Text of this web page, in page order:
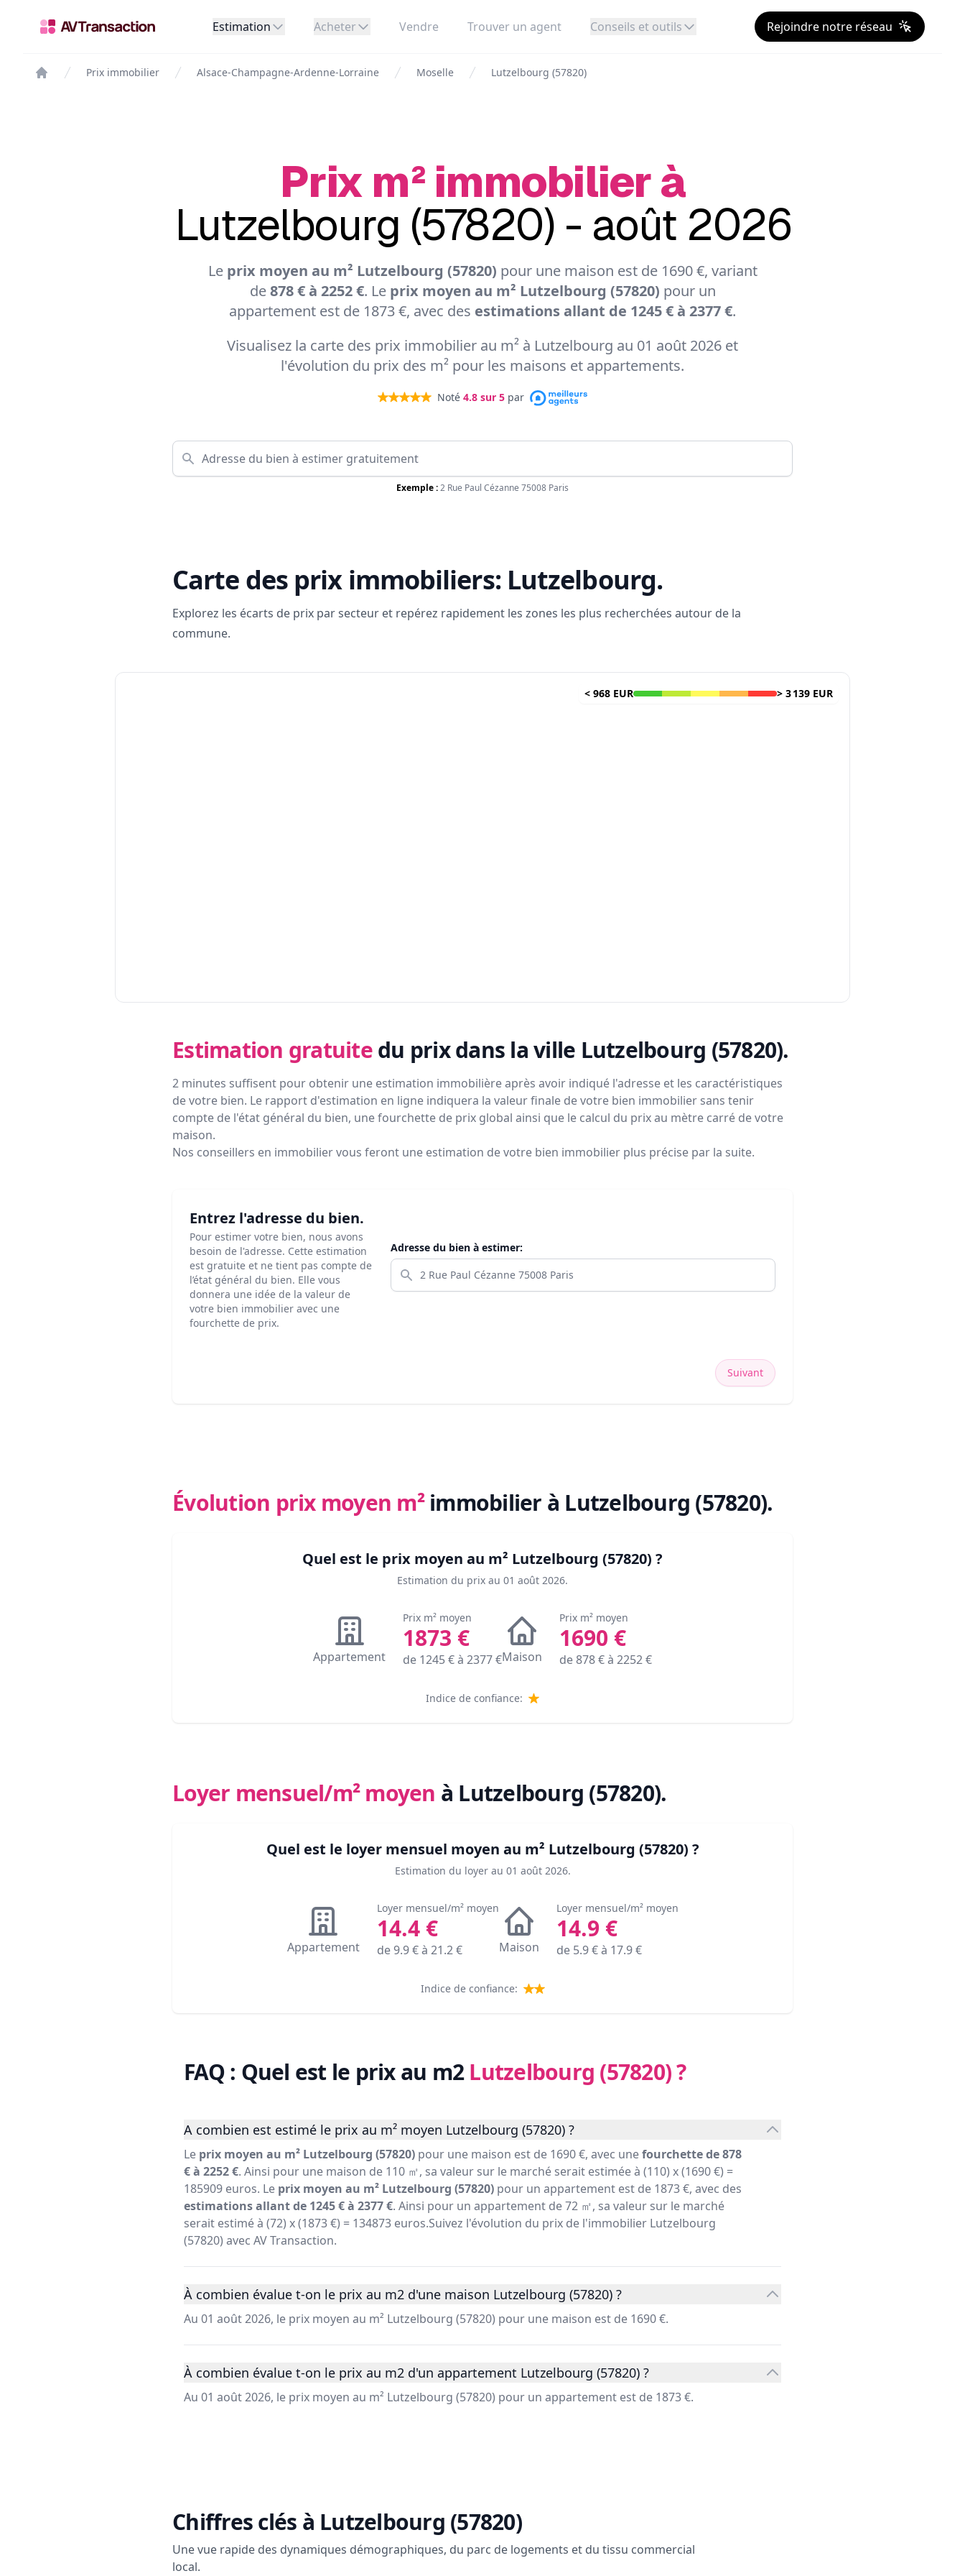
Estimation Acheter Vendre Trouver un agent Conseils et outils Rejoindre notre réseau
Prix immobilier Alsace-Champagne-Ardenne-Lorraine Moselle Lutzelbourg (57820)
Prix m² immobilier à
Lutzelbourg (57820) - août 2026
Le prix moyen au m² Lutzelbourg (57820) pour une maison est de 1690 €, variant
de878 € à 2252 €. Le prix moyen au m² Lutzelbourg (57820) pour un
appartement est de 1873 €, avec des estimations allant de 1245 € à 2377 €.
Visualisez la carte des prix immobilier au m² à Lutzelbourg au 01 août 2026 et
l'évolution du prix des m² pour les maisons et appartements.
Noté 4.8 sur 5 par
Exemple :2 Rue Paul Cézanne 75008 Paris
Carte des prix immobiliers: Lutzelbourg.
Explorez les écarts de prix par secteur et repérez rapidement les zones les plus recherchées autour de la
commune.
< 968 EUR > 3 139 EUR
Estimation gratuite du prixdans la ville Lutzelbourg (57820).
2 minutes suffisent pour obtenir une estimation immobilière après avoir indiqué l'adresse et les caractéristiques
de votre bien. Le rapport d'estimation en ligne indiquera la valeur finale de votre bien immobilier sans tenir
compte de l'état général du bien, une fourchette de prix global ainsi que le calcul du prix au mètre carré de votre
maison.
Nos conseillers en immobilier vous feront une estimation de votre bien immobilier plus précise par la suite.
Entrez l'adresse du bien.
Pour estimer votre bien, nous avons
besoin de l'adresse. Cette estimation
est gratuite et ne tient pas compte de
l’état général du bien. Elle vous
donnera une idée de la valeur de
votre bien immobilier avec une
fourchette de prix.
Adresse du bien à estimer:
Suivant
Évolution prix moyen m² immobilier à Lutzelbourg (57820).
Quel est le prix moyen au m² Lutzelbourg (57820) ?
Estimation du prix au 01 août 2026.
Appartement
Prix m² moyen
1873 €
de 1245€ à 2377€Maison
Prix m² moyen
1690 €
de878€ à 2252€
Indice de confiance:
Loyer mensuel/m² moyen à Lutzelbourg (57820).
Quel est le loyer mensuel moyen au m² Lutzelbourg (57820) ?
Estimation du loyer au 01 août 2026.
Appartement
Loyer mensuel/m² moyen
14.4€
de9.9€ à 21.2€ Maison
Loyer mensuel/m² moyen
14.9 €
de 5.9€ à 17.9€
Indice de confiance:
FAQ : Quel est le prix au m2Lutzelbourg (57820)?
A combien est estimé le prix au m² moyen Lutzelbourg (57820) ?
Le prix moyen au m² Lutzelbourg (57820) pour une maison est de 1690 €, avec unefourchette de 878
€ à 2252 €. Ainsi pour une maison de 110 ㎡, sa valeur sur le marché serait estimée à (110) x (1690 €) =
185909 euros. Le prix moyen au m² Lutzelbourg (57820) pour un appartement est de 1873 €, avec des
estimations allant de 1245 € à 2377 €. Ainsi pour un appartement de 72 ㎡, sa valeur sur le marché
serait estimé à (72) x (1873 €) = 134873 euros.Suivez l'évolution du prix de l'immobilier Lutzelbourg
(57820) avec AV Transaction.
À combien évalue t-on le prix au m2 d'une maison Lutzelbourg (57820) ?
Au 01 août 2026, le prix moyen au m² Lutzelbourg (57820) pour une maison est de 1690 €.
À combien évalue t-on le prix au m2 d'un appartement Lutzelbourg (57820) ?
Au 01 août 2026, le prix moyen au m² Lutzelbourg (57820) pour un appartement est de 1873 €.
Chiffres clés à Lutzelbourg (57820)
Une vue rapide des dynamiques démographiques, du parc de logements et du tissu commercial
local.